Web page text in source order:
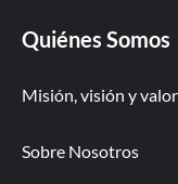
Quiénes Somos
Misión, visión y
Sobre Nosotros